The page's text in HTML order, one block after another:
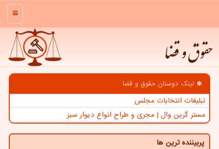
منو
حقوق و قضا
لینک دوستان حقوق و قضا
تبلیغات انتخابات مجلس
مستر گرین وال | مجری و طراح انواع دیوار سبز
پربیننده ترین ها